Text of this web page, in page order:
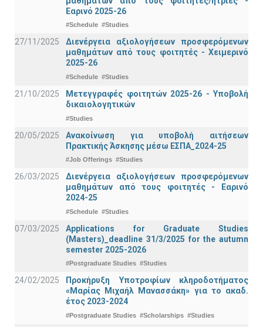
Εαρινό 2025-26
#Schedule #Studies
27/11/2025
Διενέργεια αξιολογήσεων προσφερόμενων
μαθημάτων από τους φοιτητές - Χειμερινό
2025-26
#Schedule #Studies
21/10/2025
Μετεγγραφές φοιτητών 2025-26 - Υποβολή
δικαιολογητικών
#Studies
20/05/2025
Ανακοίνωση για υποβολή αιτήσεων
Πρακτικής Άσκησης μέσω ΕΣΠΑ_2024-25
#Job Offerings #Studies
26/03/2025
Διενέργεια αξιολογήσεων προσφερόμενων
μαθημάτων από τους φοιτητές - Εαρινό
2024-25
#Schedule #Studies
07/03/2025
Applications for Graduate Studies
(Masters)_deadline 31/3/2025 for the autumn
semester 2025-2026
#Postgraduate Studies #Studies
24/02/2025
Προκήρυξη Υποτροφίων κληροδοτήματος
«Μαρίας Μιχαήλ Μανασσάκη» για το ακαδ.
έτος 2023-2024
#Postgraduate Studies #Scholarships #Studies